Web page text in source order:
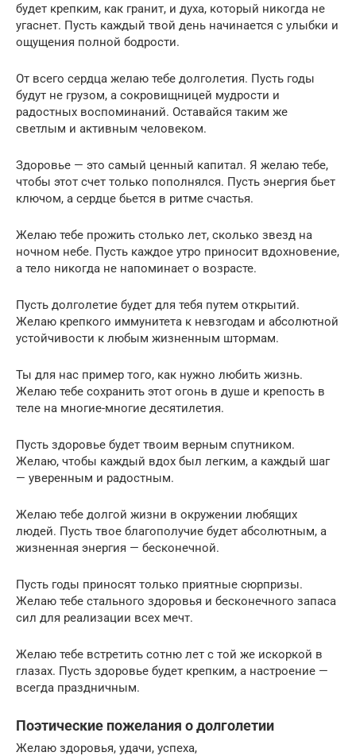
будет крепким, как гранит, и духа, который никогда не
угаснет. Пусть каждый твой день начинается с улыбки и
ощущения полной бодрости.
От всего сердца желаю тебе долголетия. Пусть годы
будут не грузом, а сокровищницей мудрости и
радостных воспоминаний. Оставайся таким же
светлым и активным человеком.
Здоровье — это самый ценный капитал. Я желаю тебе,
чтобы этот счет только пополнялся. Пусть энергия бьет
ключом, а сердце бьется в ритме счастья.
Желаю тебе прожить столько лет, сколько звезд на
ночном небе. Пусть каждое утро приносит вдохновение,
а тело никогда не напоминает о возрасте.
Пусть долголетие будет для тебя путем открытий.
Желаю крепкого иммунитета к невзгодам и абсолютной
устойчивости к любым жизненным штормам.
Ты для нас пример того, как нужно любить жизнь.
Желаю тебе сохранить этот огонь в душе и крепость в
теле на многие-многие десятилетия.
Пусть здоровье будет твоим верным спутником.
Желаю, чтобы каждый вдох был легким, а каждый шаг
— уверенным и радостным.
Желаю тебе долгой жизни в окружении любящих
людей. Пусть твое благополучие будет абсолютным, а
жизненная энергия — бесконечной.
Пусть годы приносят только приятные сюрпризы.
Желаю тебе стального здоровья и бесконечного запаса
сил для реализации всех мечт.
Желаю тебе встретить сотню лет с той же искоркой в
глазах. Пусть здоровье будет крепким, а настроение —
всегда праздничным.
Поэтические пожелания о долголетии
Желаю здоровья, удачи, успеха,